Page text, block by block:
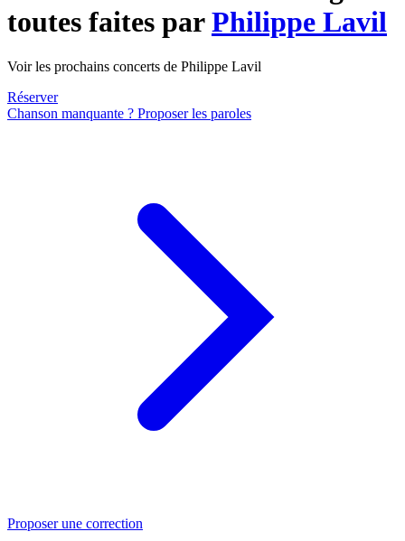
toutes faites parPhilippe Lavil
Voir les prochains concerts de Philippe Lavil
Réserver
Chanson manquante ? Proposer les paroles
Proposer une correction